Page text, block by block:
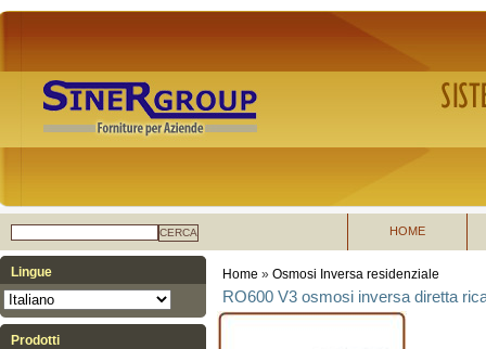
CERCA HOME
Lingue
Prodotti
Home » Osmosi Inversa residenziale
RO600 V3 osmosi inversa diretta